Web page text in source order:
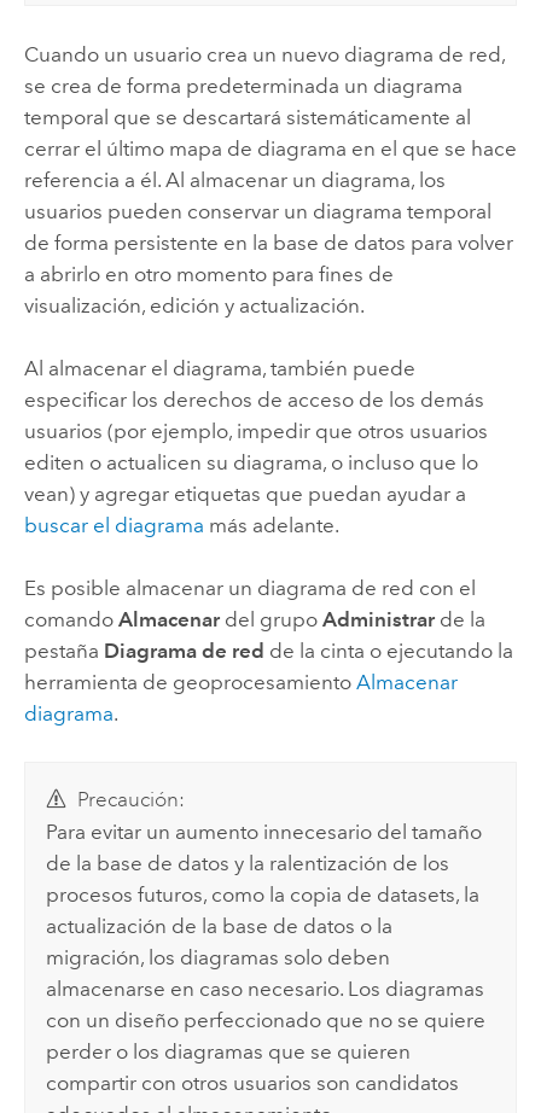
Cuando un usuario crea un nuevo diagrama de red,
se crea de forma predeterminada un diagrama
temporal que se descartará sistemáticamente al
cerrar el último mapa de diagrama en el que se hace
referencia a él. Al almacenar un diagrama, los
usuarios pueden conservar un diagrama temporal
de forma persistente en la base de datos para volver
a abrirlo en otro momento para fines de
visualización, edición y actualización.
Al almacenar el diagrama, también puede
especificar los derechos de acceso de los demás
usuarios (por ejemplo, impedir que otros usuarios
editen o actualicen su diagrama, o incluso que lo
vean) y agregar etiquetas que puedan ayudar a
buscar el diagrama más adelante.
Es posible almacenar un diagrama de red con el
comando Almacenardel grupo Administrarde la
pestaña Diagrama de red de la cinta o ejecutando la
herramienta de geoprocesamiento Almacenar
diagrama.
Precaución:
Para evitar un aumento innecesario del tamaño
de la base de datos y la ralentización de los
procesos futuros, como la copia de datasets, la
actualización de la base de datos o la
migración, los diagramas solo deben
almacenarse en caso necesario. Los diagramas
con un diseño perfeccionado que no se quiere
perder o los diagramas que se quieren
compartir con otros usuarios son candidatos